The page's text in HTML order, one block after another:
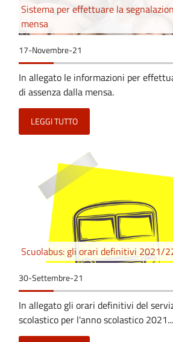
Sistema per effettuare la
mensa
17-Novembre-21
In allegato le informazioni per
di assenza dalla mensa.
LEGGI TUTTO
Scuolabus: gli orari definitivi 2021/
30-Settembre-21
In allegato gli orari definitivi del
scolastico per l'anno scolastico 2021...